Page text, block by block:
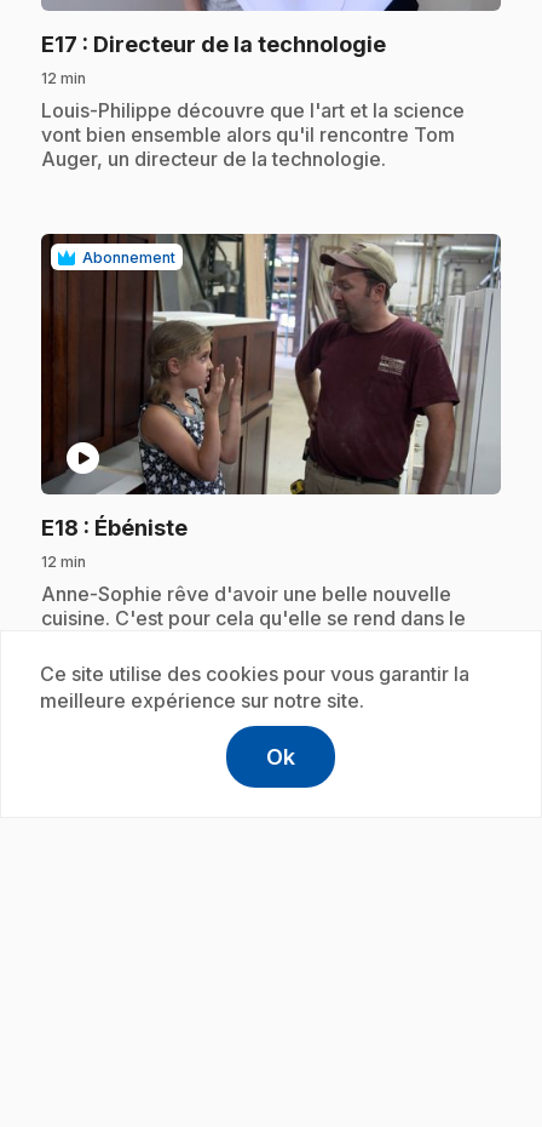
E17 : Directeur de la technologie.
12 min
.Louis-Philippe découvre que l'art et la science
vont bien ensemble alors qu'il rencontre Tom
Auger, un directeur de la technologie.
Abonnement
play_circle
E18 : Ébéniste.
12 min
.Anne-Sophie rêve d'avoir une belle nouvelle
cuisine. C'est pour cela qu'elle se rend dans le
l'ébéniste Nicholas Forgues!
Ce site utilise des cookies pour vous garantir la
meilleure expérience sur notre site.
Ok